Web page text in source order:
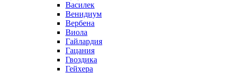
Василек
Венидиум
Вербена
Виола
Гайлардия
Гацания
Гвоздика
Гейхера